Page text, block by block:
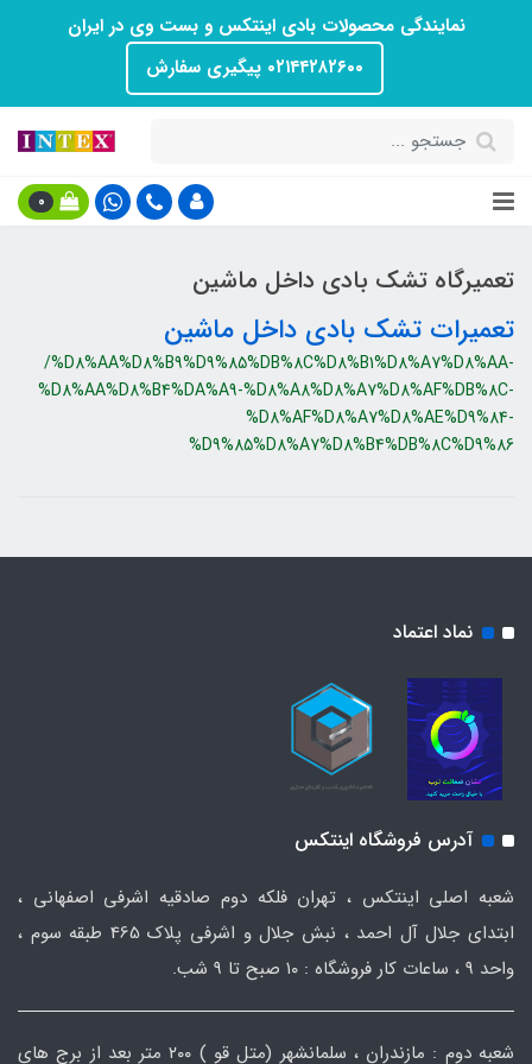
نمایندگی محصولات بادی اینتکس و بست وی در ایران
۰۲۱۴۴۲۸۲۶۰۰ پیگیری سفارش
0
تعمیرگاه تشک بادی داخل ماشین
تعمیرات تشک بادی داخل ماشین
/%D8%AA%D8%B9%D9%85%DB%8C%D8%B1%D8%A7%D8%AA-
%D8%AA%D8%B4%DA%A9-%D8%A8%D8%A7%D8%AF%DB%8C-
%D8%AF%D8%A7%D8%AE%D9%84-
%D9%85%D8%A7%D8%B4%DB%8C%D9%86
نماد اعتماد
آدرس فروشگاه اینتکس
شعبه اصلی اینتکس ، تهران فلکه دوم صادقیه اشرفی اصفهانی ،
ابتدای جلال آل احمد ، نبش جلال و اشرفی پلاک 465 طبقه سوم ،
واحد ۹ ، ساعات کار فروشگاه : ۱۰ صبح تا ۹ شب.
شعبه دوم : مازندران ، سلمانشهر (متل قو ) ۲۰۰ متر بعد از برج های